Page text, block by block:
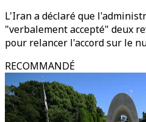
L'Iran a déclaré que
"verbalement accepté" deux
pour relancer l'accord sur le
RECOMMANDÉ